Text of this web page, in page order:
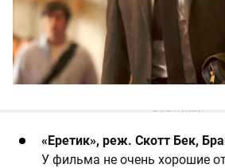
«Еретик», реж. Скотт Бек,
У фильма не очень хорошие